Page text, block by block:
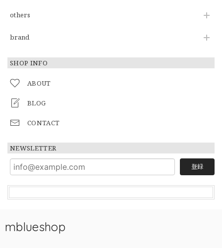
others
brand
SHOP INFO
ABOUT
BLOG
CONTACT
NEWSLETTER
登録
mblueshop